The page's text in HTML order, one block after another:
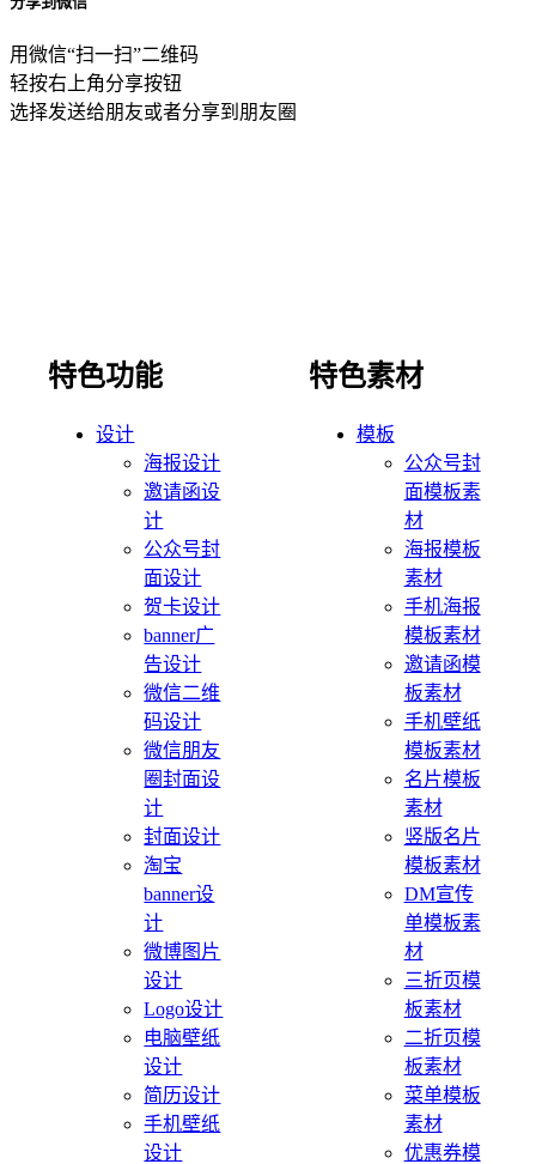
用微信“扫一扫”二维码
轻按右上角分享按钮
选择发送给朋友或者分享到朋友圈
特色功能
设计
海报设计
邀请函设
计
公众号封
面设计
贺卡设计
banner广
告设计
微信二维
码设计
微信朋友
圈封面设
计
封面设计
淘宝
banner设
计
微博图片
设计
Logo设计
电脑壁纸
设计
简历设计
手机壁纸
设计
特色素材
模板
公众号封
面模板素
材
海报模板
素材
手机海报
模板素材
邀请函模
板素材
手机壁纸
模板素材
名片模板
素材
竖版名片
模板素材
DM宣传
单模板素
材
三折页模
板素材
二折页模
板素材
菜单模板
素材
优惠券模